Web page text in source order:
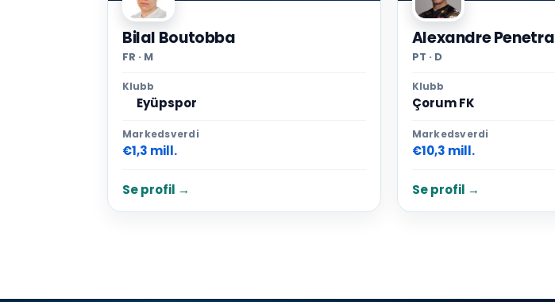
Bilal Boutobba
FR · M
Klubb
Eyüpspor
Markedsverdi
€1,3 mill.
Se profil →
Alexandre Penetra
PT · D
Klubb
Çorum FK
Markedsverdi
€10,3 mill.
Se profil →